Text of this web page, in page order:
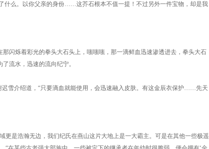
么。以你父亲的身份……这芥石根本不值一提！不过另外一件宝物，却是我
烁着彩光的拳头大石头上，嗤嗤嗤，那一滴鲜血迅速渗透进去，拳头大石
流水，迅速的流向纪宁。
雪介绍道，“只要滴血就能使用，会迅速融入皮肤。有这金辰衣保护……先天
是浩瀚无边，我们纪氏在燕山这片大地上是一大霸主。可是在其他一些极遥